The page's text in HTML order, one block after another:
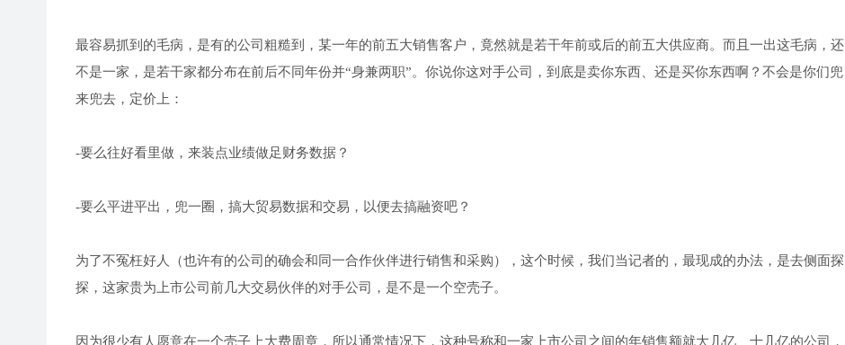
最容易抓到的毛病，是有的公司粗糙到，某一年的前五大销售客户，竟然就是若干年前或后的前五大供应商。而且一出这毛病，还
不是一家，是若干家都分布在前后不同年份并“身兼两职”。你说你这对手公司，到底是卖你东西、还是买你东西啊？不会是你们兜
来兜去，定价上：
-要么往好看里做，来装点业绩做足财务数据？
-要么平进平出，兜一圈，搞大贸易数据和交易，以便去搞融资吧？
为了不冤枉好人（也许有的公司的确会和同一合作伙伴进行销售和采购），这个时候，我们当记者的，最现成的办法，是去侧面探
探，这家贵为上市公司前几大交易伙伴的对手公司，是不是一个空壳子。
因为很少有人愿意在一个壳子上大费周章，所以通常情况下，这种号称和一家上市公司之间的年销售额就大几亿、十几亿的公司，